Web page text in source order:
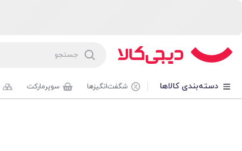
دسته‌بندی کالاها شگفت‌انگیزها سوپرمارکت